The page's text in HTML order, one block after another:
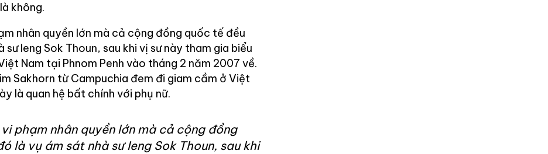
không.
nhân quyền lớn mà cả cộng đồng quốc tế đều
Ieng Sok Thoun, sau khi vị sư này tham gia biểu
Nam tại Phnom Penh vào tháng 2 năm 2007 về.
Sakhorn từ Campuchia đem đi giam cầm ở Việt
là quan hệ bất chính với phụ nữ.
phạm nhân quyền lớn mà cả cộng đồng
là vụ ám sát nhà sư Ieng Sok Thoun, sau khi